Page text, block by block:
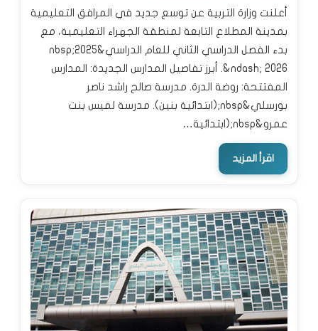
أعلنت وزارة التربية عن توسع جديد في المرافق التعليمية
بمدينة المطلاع التابعة لمنطقة الجهراء التعليمية، مع
بدء الفصل الدراسي الثاني للعام الدراسي&nbsp;2025
&ndash; 2026. أبرز تفاصيل المدارس الجديدة: المدارس
المفتتحة: روضة الدرة. مدرسة صالح راشد ناصر
بورسلي&nbsp;(ابتدائية بنين). مدرسة لميس بنت
عمرو&nbsp;(ابتدائية…
اقرأ المزيد